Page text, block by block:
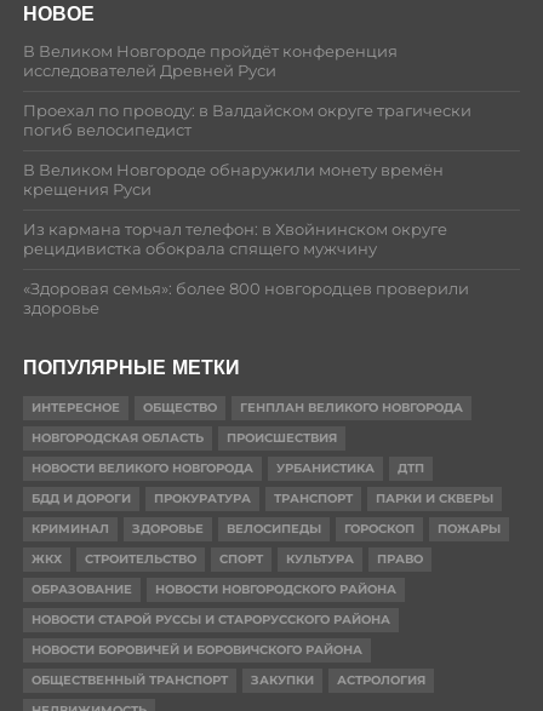
НОВОЕ
В Великом Новгороде пройдёт конференция
исследователей Древней Руси
Проехал по проводу: в Валдайском округе трагически
погиб велосипедист
В Великом Новгороде обнаружили монету времён
крещения Руси
Из кармана торчал телефон: в Хвойнинском округе
рецидивистка обокрала спящего мужчину
«Здоровая семья»: более 800 новгородцев проверили
здоровье
ПОПУЛЯРНЫЕ МЕТКИ
ИНТЕРЕСНОЕ ОБЩЕСТВО
ГЕНПЛАН ВЕЛИКОГО НОВГОРОДА
НОВГОРОДСКАЯ ОБЛАСТЬ
ПРОИСШЕСТВИЯ
НОВОСТИ ВЕЛИКОГО НОВГОРОДА
УРБАНИСТИКА
ДТП
БДД И ДОРОГИ
ПРОКУРАТУРА ТРАНСПОРТ
ПАРКИ И СКВЕРЫ
КРИМИНАЛ
ЗДОРОВЬЕ ВЕЛОСИПЕДЫ ГОРОСКОП
ПОЖАРЫ
ЖКХ
СТРОИТЕЛЬСТВО СПОРТ КУЛЬТУРА
ПРАВО
ОБРАЗОВАНИЕ
НОВОСТИ НОВГОРОДСКОГО РАЙОНА
НОВОСТИ СТАРОЙ РУССЫ И СТАРОРУССКОГО РАЙОНА
НОВОСТИ БОРОВИЧЕЙ И БОРОВИЧСКОГО РАЙОНА
ОБЩЕСТВЕННЫЙ ТРАНСПОРТ
ЗАКУПКИ
АСТРОЛОГИЯ